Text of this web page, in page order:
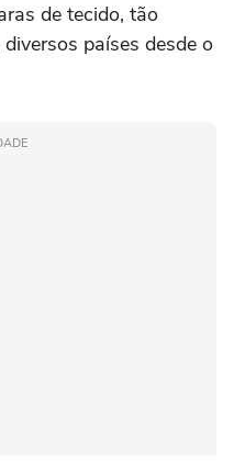
de tecido, tão
países desde o